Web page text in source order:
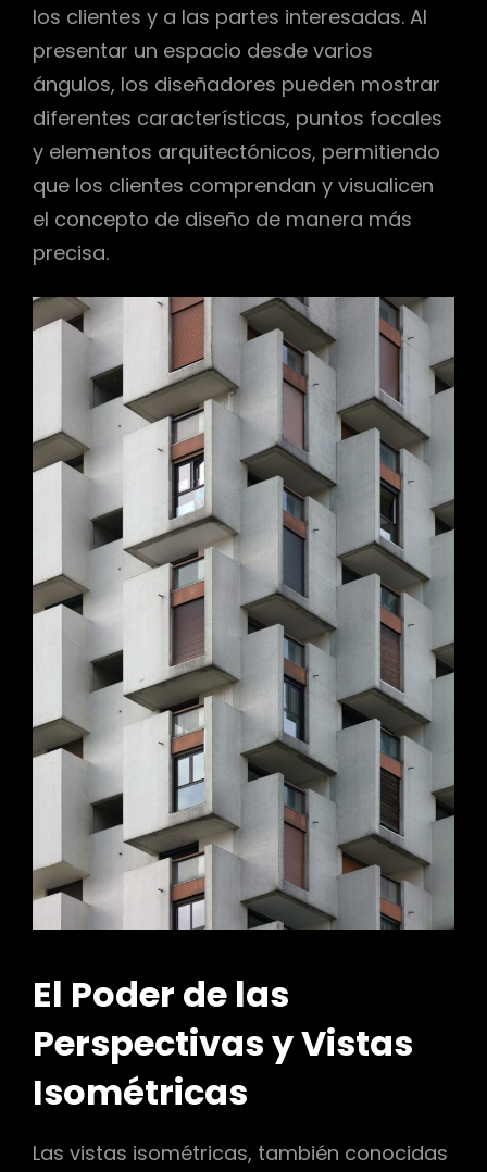
los clientes y a las partes interesadas. Al
presentar un espacio desde varios
ángulos, los diseñadores pueden mostrar
diferentes características, puntos focales
y elementos arquitectónicos, permitiendo
que los clientes comprendan y visualicen
el concepto de diseño de manera más
precisa.
El Poder de las
Perspectivas y Vistas
Isométricas
Las vistas isométricas, también conocidas